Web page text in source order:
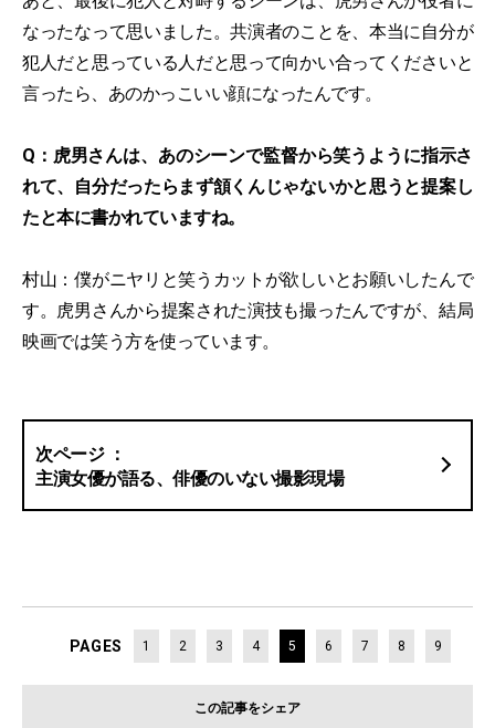
なったなって思いました。共演者のことを、本当に自分が
犯人だと思っている人だと思って向かい合ってくださいと
言ったら、あのかっこいい顔になったんです。
Q：虎男さんは、あのシーンで監督から笑うように指示さ
れて、自分だったらまず頷くんじゃないかと思うと提案し
たと本に書かれていますね。
村山：僕がニヤリと笑うカットが欲しいとお願いしたんで
す。虎男さんから提案された演技も撮ったんですが、結局
映画では笑う方を使っています。
主演女優が語る、俳優のいない撮影現場
PAGES 1 2 3 4 5 6 7 8 9
この記事をシェア